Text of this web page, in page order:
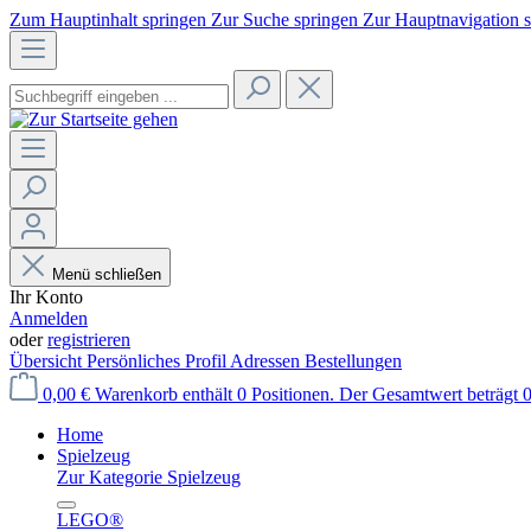
Zum Hauptinhalt springen Zur Suche springen Zur Hauptnavigation
Menü schließen
Ihr Konto
Anmelden
oderregistrieren
Übersicht Persönliches Profil Adressen Bestellungen
0,00 € Warenkorb enthält 0 Positionen. Der Gesamtwert beträgt
Home
Spielzeug
Zur Kategorie Spielzeug
LEGO®